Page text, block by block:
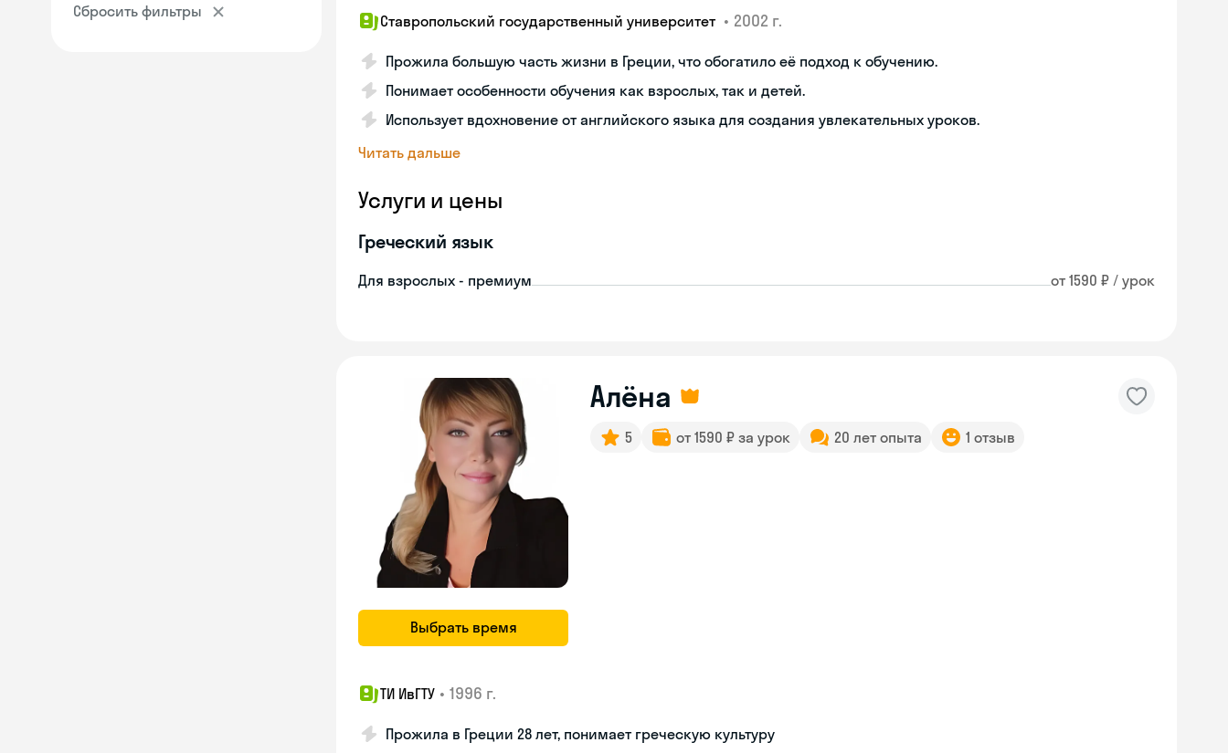
Сбросить фильтры
Ставропольский государственный университет • 2002 г.
Прожила большую часть жизни в Греции, что обогатило её подход к обучению.
Понимает особенности обучения как взрослых, так и детей.
Использует вдохновение от английского языка для создания увлекательных уроков.
Читать дальше
Услуги и цены
Греческий язык
Для взрослых - премиум от 1590 ₽ / урок
Выбрать время
Алёна
5 от 1590 ₽ за урок 20 лет опыта 1 отзыв
ТИ ИвГТУ • 1996 г.
Прожила в Греции 28 лет, понимает греческую культуру